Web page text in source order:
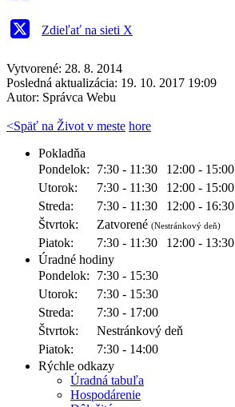
Zdieľať na sieti X
Vytvorené: 28. 8. 2014
Posledná aktualizácia: 19. 10. 2017 19:09
Autor: Správca Webu
<Späť na Život v meste hore
Pokladňa
Pondelok:
7:30 - 11:30
12:00 - 15:00
Utorok:
7:30 - 11:30
12:00 - 15:00
Streda:
7:30 - 11:30
12:00 - 16:30
Štvrtok:
Zatvorené (Nestránkový deň)
Piatok: 7:30 - 11:30
12:00 - 13:30
Úradné hodiny
Pondelok:
7:30 - 15:30
Utorok:
7:30 - 15:30
Streda:
7:30 - 17:00
Štvrtok:
Nestránkový deň
Piatok:
7:30 - 14:00
Rýchle odkazy
Úradná tabuľa
Hospodárenie